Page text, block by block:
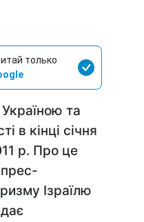
только
та
в кінці січня
р. Про це
прес-
Ізраїлю